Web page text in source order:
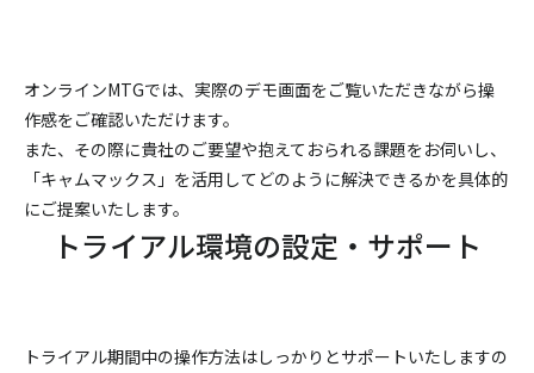
オンラインMTGでは、実際のデモ画面をご覧いただきながら操
作感をご確認いただけます。
また、その際に貴社のご要望や抱えておられる課題をお伺いし、
「キャムマックス」を活用してどのように解決できるかを具体的
にご提案いたします。
トライアル環境の設定・サポート
トライアル期間中の操作方法はしっかりとサポートいたしますの